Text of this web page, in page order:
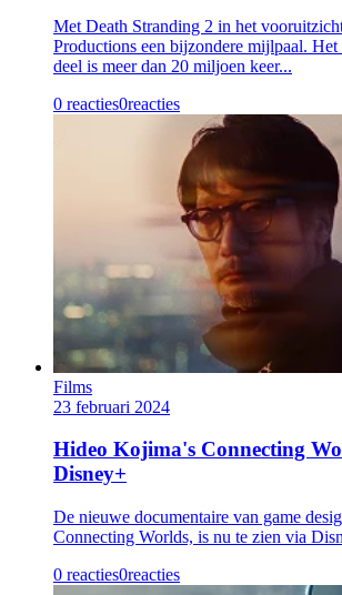
Met Death Stranding 2 in het
Productions een bijzondere mijlpaal. Het
deel is meer dan 20 miljoen keer...
0 reacties0reacties
Films
23 februari 2024
Hideo Kojima's Connecting
Disney+
De nieuwe documentaire van game
Connecting Worlds, is nu te zien via
0 reacties0reacties